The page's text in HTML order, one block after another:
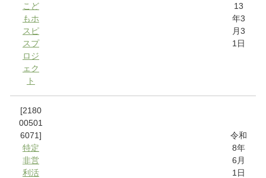
こど
もホ
スピ
スプ
ロジ
ェク
ト
13
年3
月3
1日
[2180
00501
6071]
特定
非営
利活
令和
8年
6月
1日